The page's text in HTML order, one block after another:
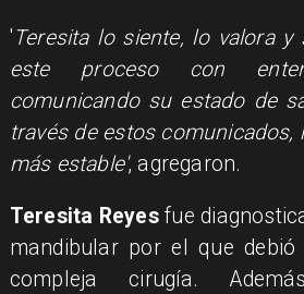
'Teresita lo siente, lo valora y
este proceso con
comunicando su estado de
través de estos comunicados,
más estable', agregaron.
Teresita Reyesfue
mandibular por el que
compleja cirugía.